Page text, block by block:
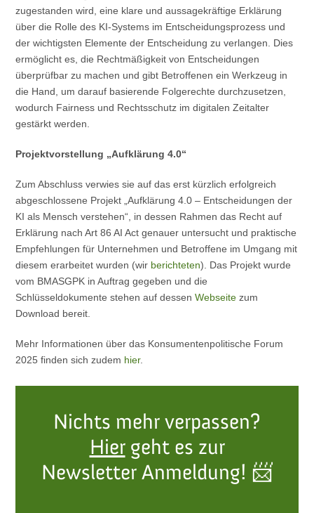
zugestanden wird, eine klare und aussagekräftige Erklärung
über die Rolle des KI-Systems im Entscheidungsprozess und
der wichtigsten Elemente der Entscheidung zu verlangen. Dies
ermöglicht es, die Rechtmäßigkeit von Entscheidungen
überprüfbar zu machen und gibt Betroffenen ein Werkzeug in
die Hand, um darauf basierende Folgerechte durchzusetzen,
wodurch Fairness und Rechtsschutz im digitalen Zeitalter
gestärkt werden.
Projektvorstellung „Aufklärung 4.0“
Zum Abschluss verwies sie auf das erst kürzlich erfolgreich
abgeschlossene Projekt „Aufklärung 4.0 – Entscheidungen der
KI als Mensch verstehen“, in dessen Rahmen das Recht auf
Erklärung nach Art 86 AI Act genauer untersucht und praktische
Empfehlungen für Unternehmen und Betroffene im Umgang mit
diesem erarbeitet wurden (wir berichteten). Das Projekt wurde
vom BMASGPK in Auftrag gegeben und die
Schlüsseldokumente stehen auf dessenWebseite zum
Download bereit.
Mehr Informationen über das Konsumentenpolitische Forum
2025 finden sich zudem hier.
Nichts mehr verpassen?
Hiergeht es zur
Newsletter Anmeldung! 📨